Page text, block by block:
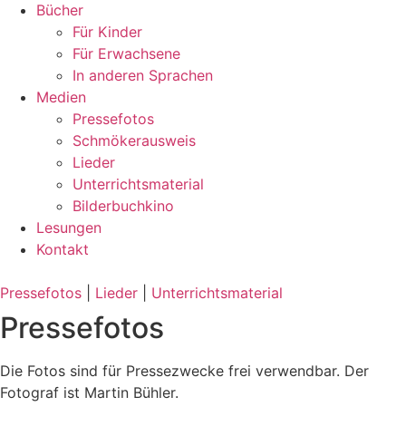
Bücher
Für Kinder
Für Erwachsene
In anderen Sprachen
Medien
Pressefotos
Schmökerausweis
Lieder
Unterrichtsmaterial
Bilderbuchkino
Lesungen
Kontakt
Pressefotos Lieder Unterrichtsmaterial
Pressefotos
Die Fotos sind für Pressezwecke frei verwendbar. Der
Fotograf ist Martin Bühler.